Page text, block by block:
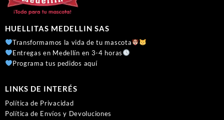
HUELLITAS MEDELLIN SAS
Transformamos la vida de tu mascota
Entregas en Medellín en 3-4 horas
Programa tus pedidos aquí
LINKS DE INTERÉS
Política de Privacidad
Política de Envíos y Devoluciones